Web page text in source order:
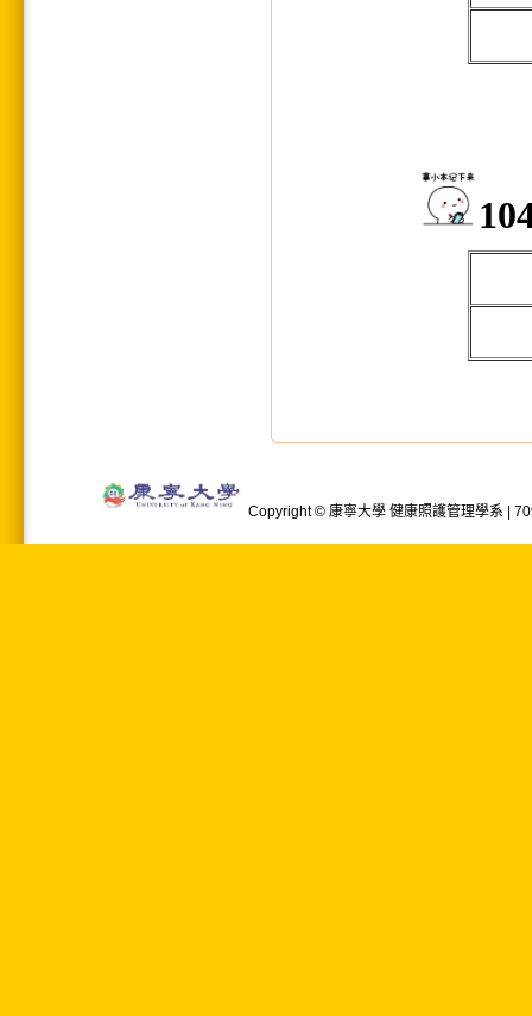
Copyright © 康寧大學 健康照護管理學系 |